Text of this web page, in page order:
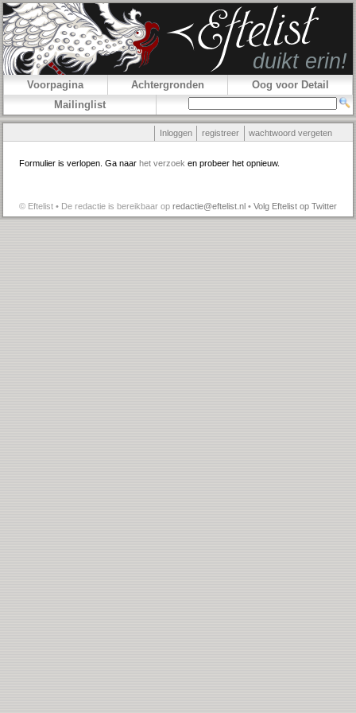
Voorpagina Achtergronden
Oog voor Detail
Mailinglist
Inloggen registreer wachtwoord vergeten
Formulier is verlopen. Ga naar het verzoek en probeer het opnieuw.
© Eftelist • De redactie is bereikbaar op redactie@eftelist.nl • Volg Eftelist op Twitter